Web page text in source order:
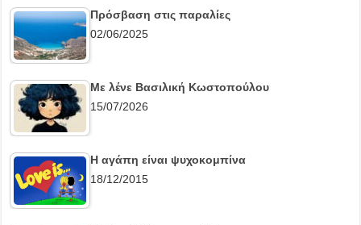
Πρόσβαση στις παραλίες
02/06/2025
Με λένε Βασιλική Κωστοπούλου
15/07/2026
Η αγάπη είναι ψυχοκομπίνα
18/12/2015